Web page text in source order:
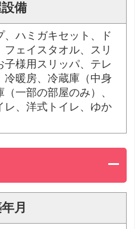
備
ハミガキセット、ド
ェイスタオル、スリ
子様用スリッパ、テレ
冷暖房、冷蔵庫（中身
一部の部屋のみ）、
レ、洋式トイレ、ゆか
月